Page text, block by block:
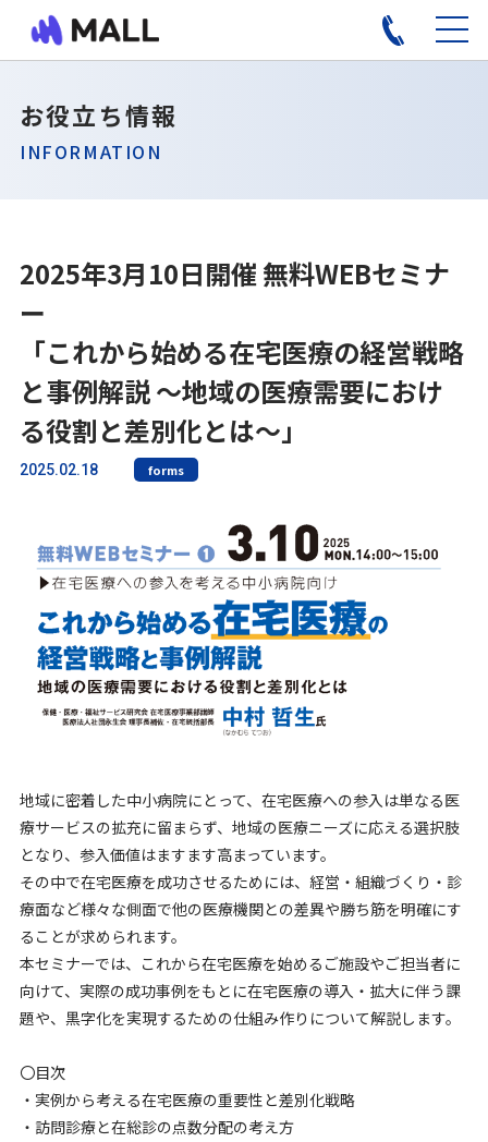
お役立ち情報
INFORMATION
2025年3月10日開催 無料WEBセミナ
ー
「これから始める在宅医療の経営戦略
と事例解説 ～地域の医療需要におけ
る役割と差別化とは～」
2025.02.18 forms
地域に密着した中小病院にとって、在宅医療への参入は単なる医
療サービスの拡充に留まらず、地域の医療ニーズに応える選択肢
となり、参入価値はますます高まっています。
その中で在宅医療を成功させるためには、経営・組織づくり・診
療面など様々な側面で他の医療機関との差異や勝ち筋を明確にす
ることが求められます。
本セミナーでは、これから在宅医療を始めるご施設やご担当者に
向けて、実際の成功事例をもとに在宅医療の導入・拡大に伴う課
題や、黒字化を実現するための仕組み作りについて解説します。
〇目次
・実例から考える在宅医療の重要性と差別化戦略
・訪問診療と在総診の点数分配の考え方